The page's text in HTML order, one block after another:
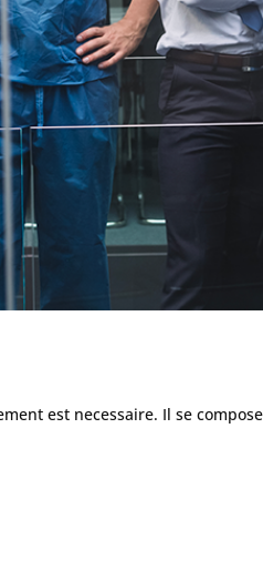
est necessaire. Il se